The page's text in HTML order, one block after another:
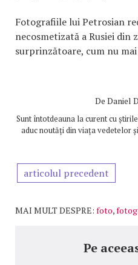
Fotografiile lui Petrosian
necosmetizată a Rusiei din
surprinzătoare, cum nu
De Daniel
Sunt întotdeauna la curent cu
aduc noutăți din viața vedetelor
articolul precedent
MAI MULT DESPRE: foto,
Pe